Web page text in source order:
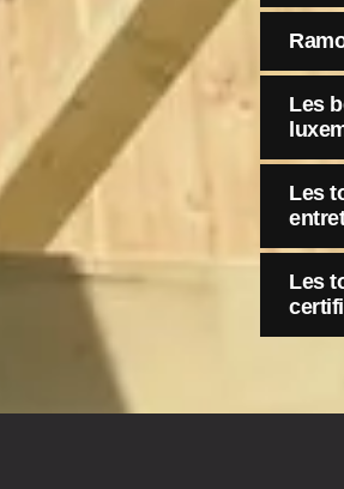
Les
Les
Les